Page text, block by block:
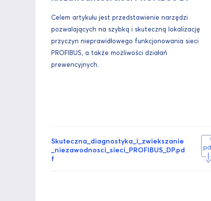
Celem artykułu jest przedstawienie narzędzi
pozwalających na szybką i skuteczną lokalizację
przyczyn nieprawidłowego funkcjonowania sieci
PROFIBUS, a także możliwości działań
prewencyjnych.
Skuteczna_diagnostyka_i_zwiekszanie
_niezawodnosci_sieci_PROFIBUS_DP.pd
f